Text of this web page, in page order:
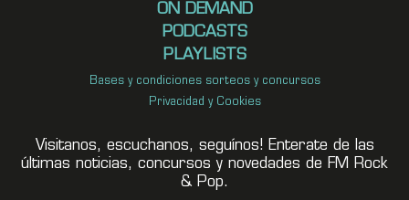
ON DEMAND
PODCASTS
PLAYLISTS
Bases y condiciones sorteos y concursos
Privacidad y Cookies
Visitanos, escuchanos, seguínos! Enterate de las
últimas noticias, concursos y novedades de FM Rock
& Pop.